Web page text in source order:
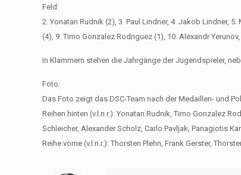
Feld:
2. Yonatan Rudnik (2), 3. Paul Lindner, 4. Jakob Lindner,
(4), 9. Timo Gonzalez Rodriguez (1), 10. Alexandr
In Klammern stehen die Jahrgänge der Jugendspieler,
Foto:
Das Foto zeigt das DSC-Team nach der Medaillen- und
Reihen hinten (v.l.n.r.): Yonatan Rudnik, Timo Gonzalez
Schleicher, Alexander Scholz, Carlo Pavljak, Panagiotis
Reihe vorne (v.l.n.r.): Thorsten Plehn, Frank Gerster,